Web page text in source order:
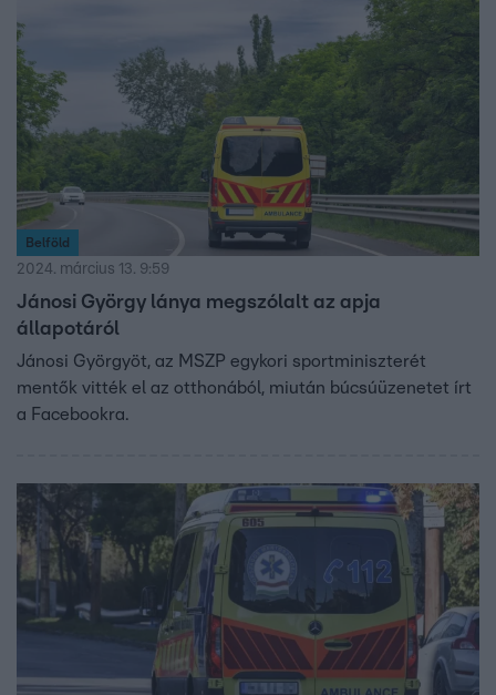
Belföld
2024. március 13. 9:59
Jánosi György lánya megszólalt az apja
állapotáról
Jánosi Györgyöt, az MSZP egykori sportminiszterét
mentők vitték el az otthonából, miután búcsúüzenetet írt
a Facebookra.